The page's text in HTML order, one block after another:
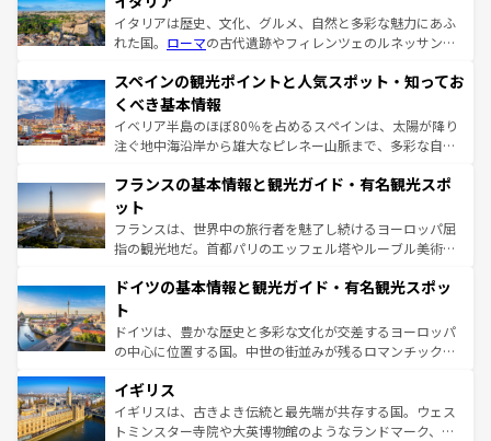
イタリアは歴史、文化、グルメ、自然と多彩な魅力にあふ
れた国。 ローマの古代遺跡やフィレンツェのルネッサンス
ろん、トスカーナの美しい田園風景やアマルフィ海岸の絶
景など、自然景観も見逃せない。観光の合間には、本場の
ピザやパスタなど、絶品のイタリア料理を堪能することも
できる。朝目覚めてから夜眠るまで、すべての瞬間を楽し
なお、新着のイタリア情報はコンテンツ一覧を参照してほ
しい。
スペインの観光ポイントと人気スポット・知ってお
くべき基本情報
イベリア半島のほぼ80％を占めるスペインは、太陽が降り
注ぐ地中海沿岸から雄大なピレネー山脈まで、多彩な自然
文化が根付くこの国では、情熱的なフラメンコ、熱気あふ
れる闘牛、そして美味しいタパスが生活の一部となってい
る。首都マドリードの洗練された雰囲気や、バルセロナの
アートに溢れた街角から、地方では古代ローマ遺跡や中世
せる。地方によって風土や気候が異なるスペインはその個
ンテンツ一覧 を参照してほしい。
フランスの基本情報と観光ガイド・有名観光スポ
ット
フランスは、世界中の旅行者を魅了し続けるヨーロッパ屈
指の観光地だ。首都パリのエッフェル塔やルーブル美術館
で、幅広い魅力が詰まっている。華麗な宮殿、歴史的な大
聖堂、美しいビーチ、そして豊かな自然が、訪れる者を心
から魅了する。また、フランスは美食の国としても知ら
れ、フランス料理はユネスコ無形文化遺産にも登録されて
香り高いラベンダー畑など、多彩な楽しみ方が可能だ。さ
らに、パリ以外の地域にも魅力が溢れており、どの街角に
も豊かな歴史と文化が息づいている。パリ以外の個性あふ
ドイツの基本情報と観光ガイド・有名観光スポッ
ト
ドイツは、豊かな歴史と多彩な文化が交差するヨーロッパ
の中心に位置する国。中世の街並みが残るロマンチック街
顔を持つこの国は、どこを歩いても飽きることがない。ベ
ルリンの文化的活気、バイエルン州のアルプスの絶景、そ
してライン川沿いのワイン畑といった風景は必見。ビール
イギリス
イギリスは、古きよき伝統と最先端が共存する国。ウェス
トミンスター寺院や大英博物館のようなランドマーク、歴